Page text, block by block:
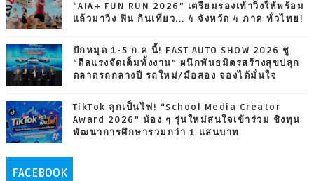
“AIA+ FUN RUN 2026” เตรียมรองเท้าวิ่งให้พร้อม
แล้วมาวิ่ง ฟิน กินเที่ยว... 4 จังหวัด 4 ภาค ทั่วไทย!
ปักหมุด 1-5 ก.ค.นี้! FAST AUTO SHOW 2026 ชู
“ดีลแรงจัดเต็มทั้งงาน” ผนึกพันธมิตรสร้างสุขปลุก
ตลาดรถกลางปี รถใหม่/มือสอง จองได้มั่นใจ
TikTok ลุกเป็นไฟ! “School Media Creator
Award 2026” น้อง ๆ รุ่นใหม่สนใจเข้าร่วม ชิงทุน
พัฒนาการศึกษารวมกว่า 1 แสนบาท
FACEBOOK